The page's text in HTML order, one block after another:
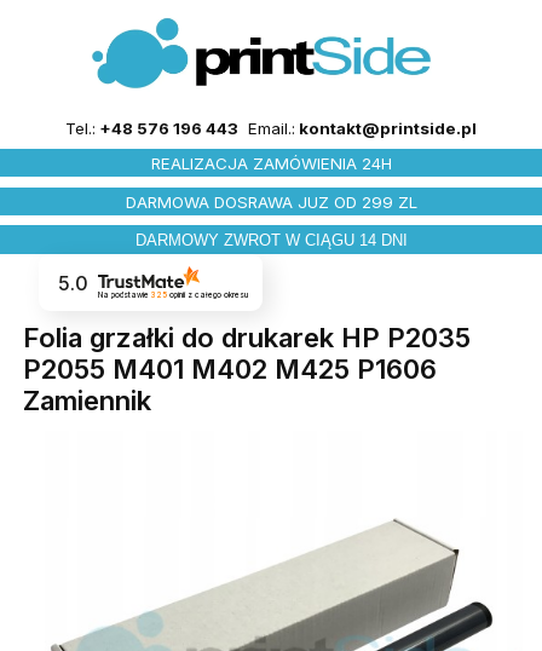
Tel.: +48 576 196 443 Email.: kontakt@printside.pl
REALIZACJA ZAMÓWIENIA 24H
DARMOWA DOSRAWA JUZ OD 299 ZL
DARMOWY ZWROT W CIĄGU 14 DNI
5.0
Na podstawie 325 opinii z całego okresu
Folia grzałki do drukarek HP P2035
P2055 M401 M402 M425 P1606
Zamiennik